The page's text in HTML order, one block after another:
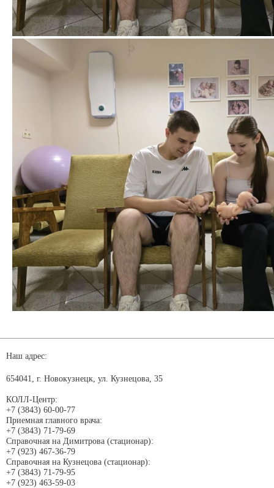
Наш адрес:
654041, г. Новокузнецк, ул. Кузнецова, 35
КОЛЛ-Центр:
+7 (3843) 60-00-77
Приемная главного врача:
+7 (3843) 71-79-69
Справочная на Димитрова (стационар):
+7 (923) 467-36-79
Справочная на Кузнецова (стационар):
+7 (3843) 71-79-95
+7 (923) 463-59-03